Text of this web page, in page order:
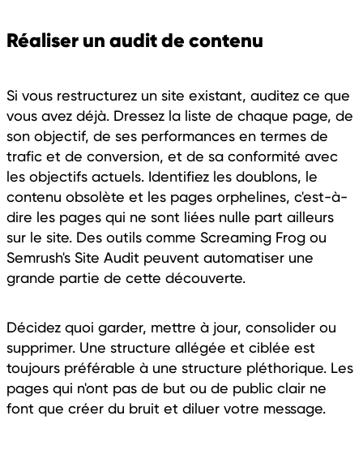
Réaliser un audit de contenu
Si vous restructurez un site existant, auditez ce que
vous avez déjà. Dressez la liste de chaque page, de
son objectif, de ses performances en termes de
trafic et de conversion, et de sa conformité avec
les objectifs actuels. Identifiez les doublons, le
contenu obsolète et les pages orphelines, c'est-à-
dire les pages qui ne sont liées nulle part ailleurs
sur le site. Des outils comme Screaming Frog ou
Semrush's Site Audit peuvent automatiser une
grande partie de cette découverte.
Décidez quoi garder, mettre à jour, consolider ou
supprimer. Une structure allégée et ciblée est
toujours préférable à une structure pléthorique. Les
pages qui n'ont pas de but ou de public clair ne
font que créer du bruit et diluer votre message.